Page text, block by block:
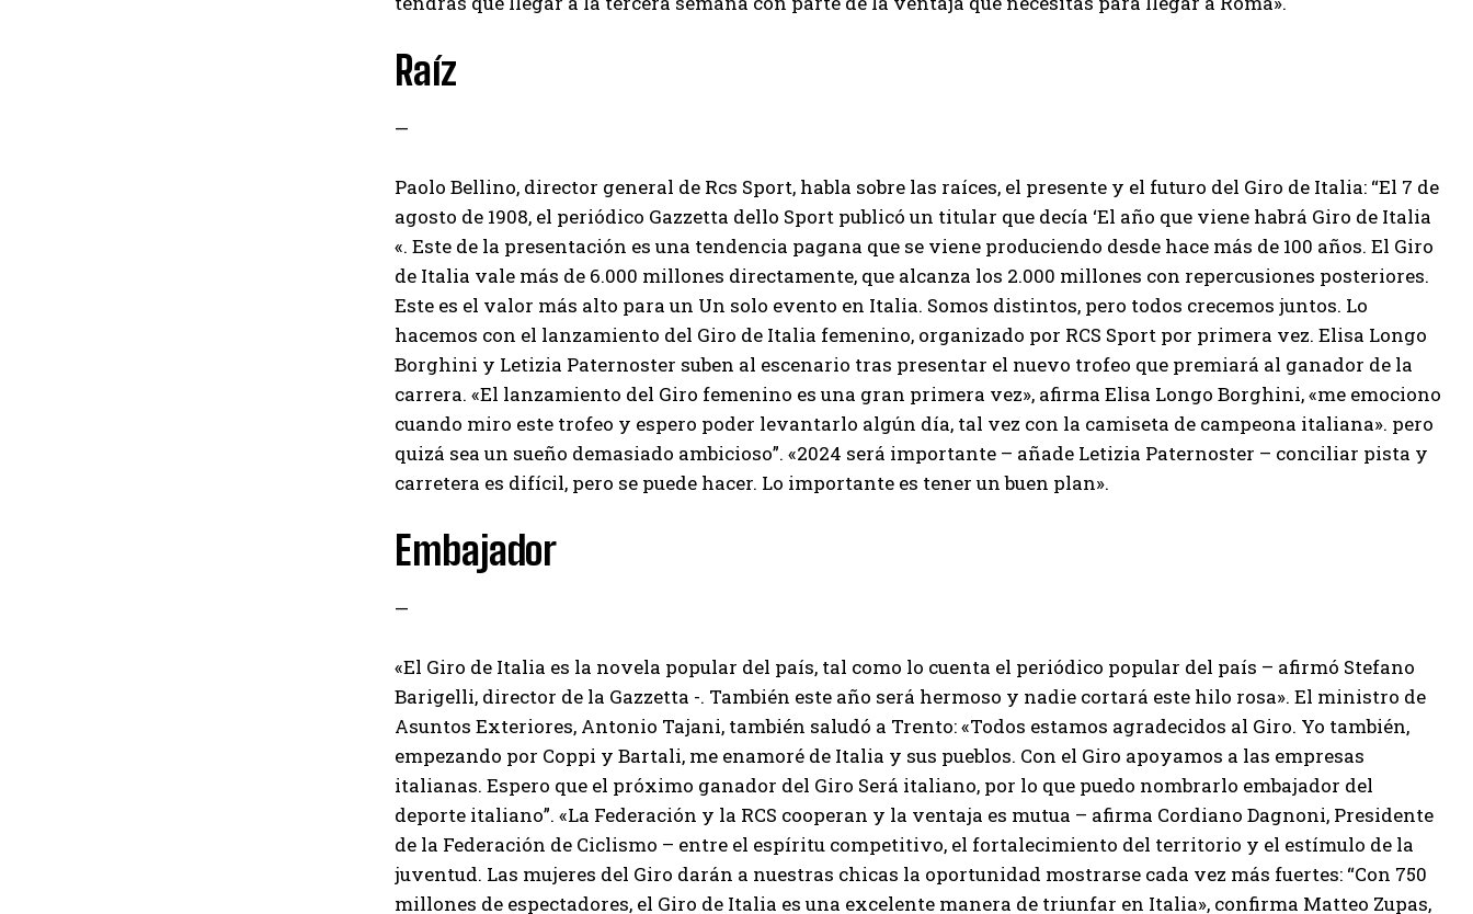
Raíz
—
Paolo Bellino, director general de Rcs Sport, habla sobre las raíces, el presente y el futuro del Giro de Italia: “El 7 de
agosto de 1908, el periódico Gazzetta dello Sport publicó un titular que decía ‘El año que viene habrá Giro de Italia
«. Este de la presentación es una tendencia pagana que se viene produciendo desde hace más de 100 años. El Giro
de Italia vale más de 6.000 millones directamente, que alcanza los 2.000 millones con repercusiones posteriores.
Este es el valor más alto para un Un solo evento en Italia. Somos distintos, pero todos crecemos juntos. Lo
hacemos con el lanzamiento del Giro de Italia femenino, organizado por RCS Sport por primera vez. Elisa Longo
Borghini y Letizia Paternoster suben al escenario tras presentar el nuevo trofeo que premiará al ganador de la
carrera. «El lanzamiento del Giro femenino es una gran primera vez», afirma Elisa Longo Borghini, «me emociono
cuando miro este trofeo y espero poder levantarlo algún día, tal vez con la camiseta de campeona italiana». pero
quizá sea un sueño demasiado ambicioso”. «2024 será importante – añade Letizia Paternoster – conciliar pista y
carretera es difícil, pero se puede hacer. Lo importante es tener un buen plan».
Embajador
—
«El Giro de Italia es la novela popular del país, tal como lo cuenta el periódico popular del país – afirmó Stefano
Barigelli, director de la Gazzetta -. También este año será hermoso y nadie cortará este hilo rosa». El ministro de
Asuntos Exteriores, Antonio Tajani, también saludó a Trento: «Todos estamos agradecidos al Giro. Yo también,
empezando por Coppi y Bartali, me enamoré de Italia y sus pueblos. Con el Giro apoyamos a las empresas
italianas. Espero que el próximo ganador del Giro Será italiano, por lo que puedo nombrarlo embajador del
deporte italiano”. «La Federación y la RCS cooperan y la ventaja es mutua – afirma Cordiano Dagnoni, Presidente
de la Federación de Ciclismo – entre el espíritu competitivo, el fortalecimiento del territorio y el estímulo de la
juventud. Las mujeres del Giro darán a nuestras chicas la oportunidad mostrarse cada vez más fuertes: “Con 750
millones de espectadores, el Giro de Italia es una excelente manera de triunfar en Italia», confirma Matteo Zupas,